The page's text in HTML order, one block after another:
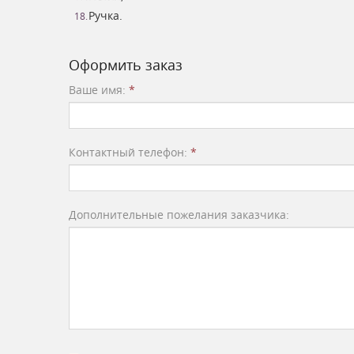
Ручка.
Оформить заказ
Ваше имя: *
Контактный телефон: *
Дополнительные пожелания заказчика: